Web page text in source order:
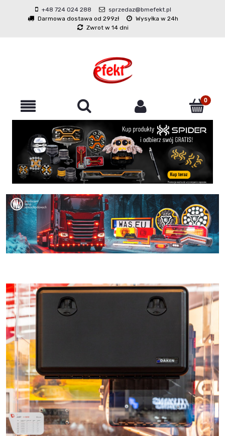
+48 724 024 288
sprzedaz@bmefekt.pl
Darmowa dostawa od 299zł
Wysyłka w 24h
Zwrot w 14 dni